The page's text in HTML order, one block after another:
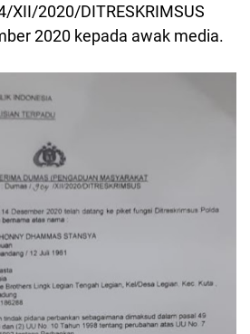
XII/2020/DITRESKRIMSUS
2020 kepada awak media.